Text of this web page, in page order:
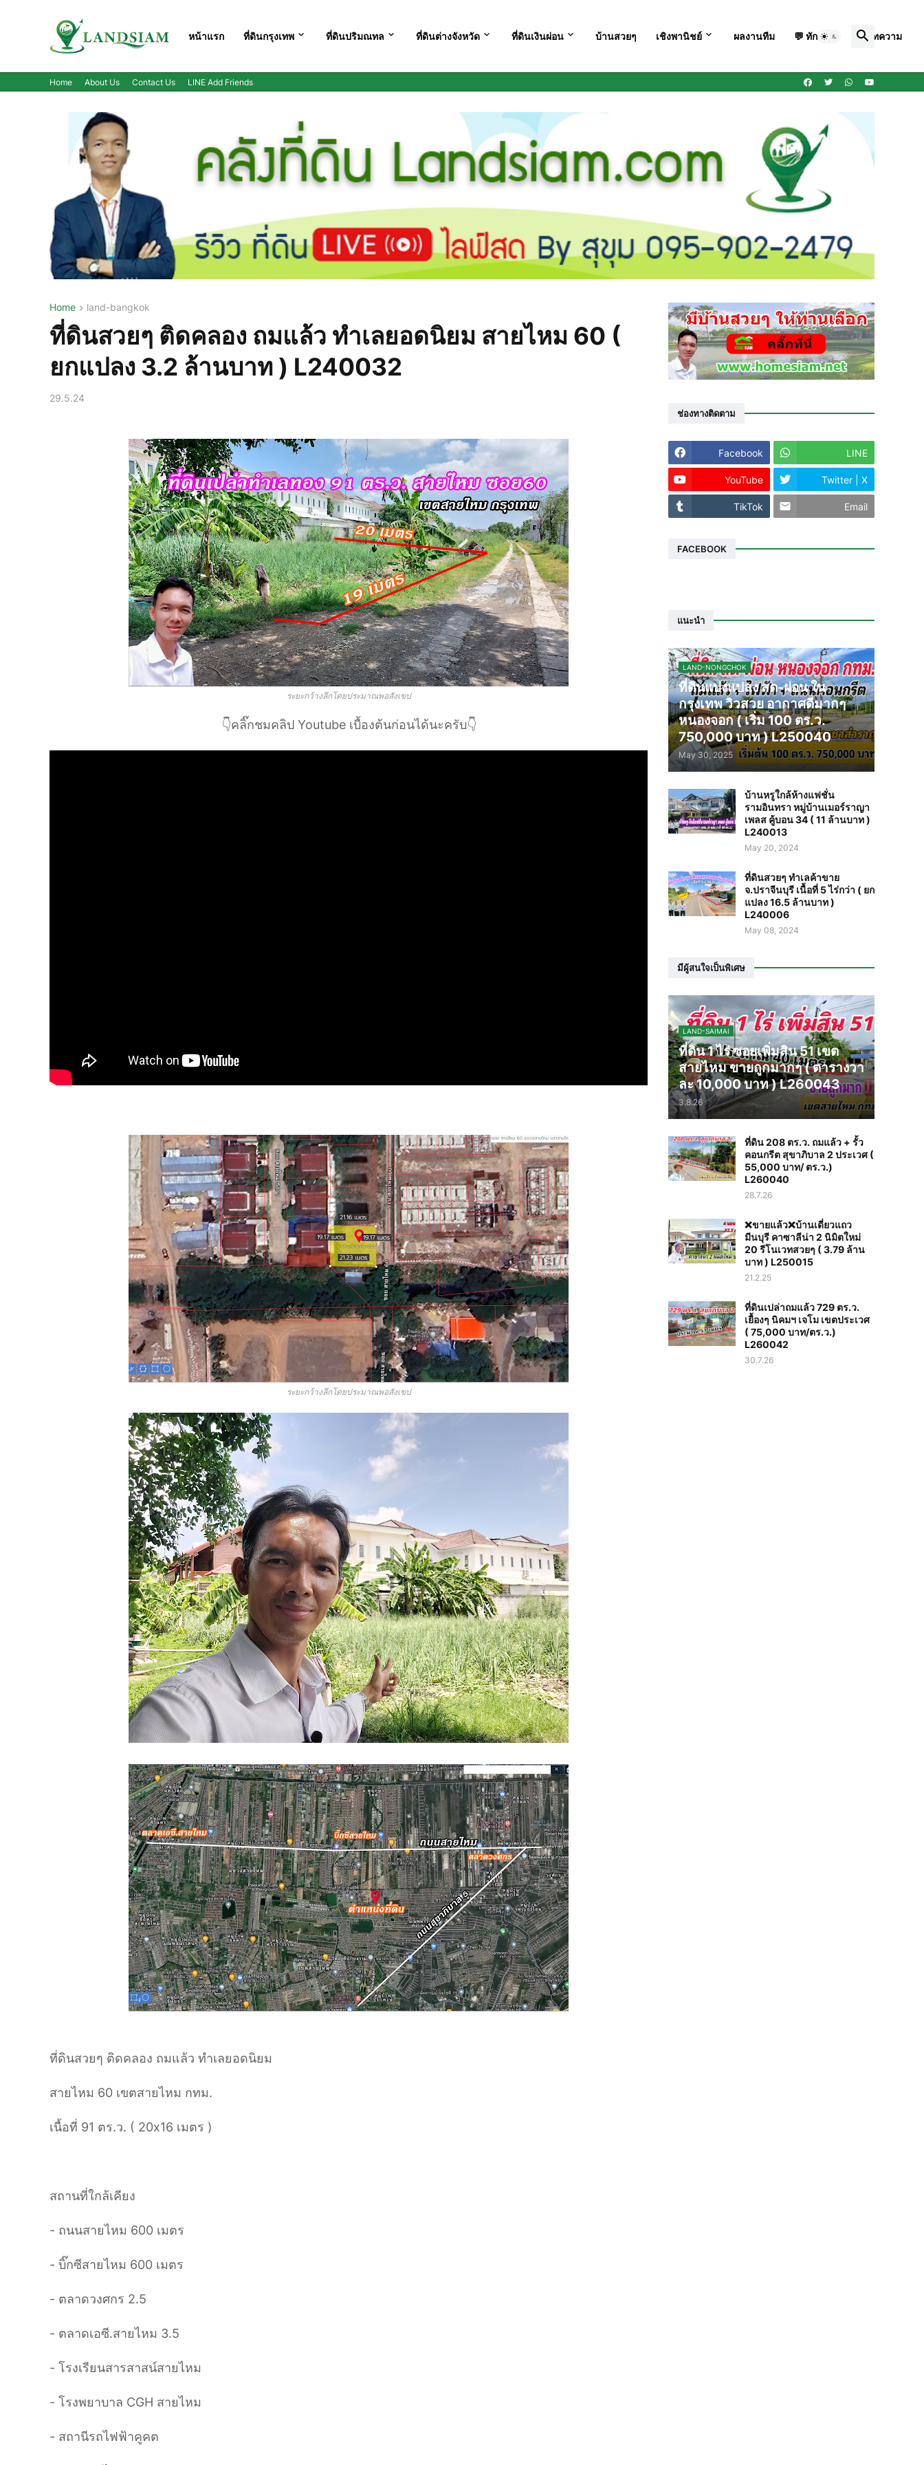
หน้าแรก ที่ดินกรุงเทพ ที่ดินปริมณทล ที่ดินต่างจังหวัด ที่ดินเงินผ่อน บ้านสวยๆ เชิงพานิชย์ ผลงานทีม 💬 ทักแชท ➡ บทความ
Home About Us Contact Us LINE Add Friends
Home land-bangkok
ที่ดินสวยๆ ติดคลอง ถมแล้ว ทำเลยอดนิยม สายไหม 60 (
ยกแปลง 3.2 ล้านบาท ) L240032
29.5.24
ระยะกว้างลึกโดยประมาณพอสังเขป
👇คลิ๊กชมคลิป Youtube เบื้องต้นก่อนได้นะครับ👇
ระยะกว้างลึกโดยประมาณพอสังเขป
ที่ดินสวยๆ ติดคลอง ถมแล้ว ทำเลยอดนิยม
สายไหม 60 เขตสายไหม กทม.
เนื้อที่ 91 ตร.ว. ( 20x16 เมตร )
สถานที่ใกล้เคียง
- ถนนสายไหม 600 เมตร
- บิ๊กซีสายไหม 600 เมตร
- ตลาดวงศกร 2.5
- ตลาดเอซี.สายไหม 3.5
- โรงเรียนสารสาสน์สายไหม
- โรงพยาบาล CGH สายไหม
- สถานีรถไฟฟ้าคูคต
ช่องทางติดตาม
Facebook LINE
YouTube Twitter | X
TikTok Email
FACEBOOK
แนะนำ
LAND-NONGCHOK
ที่ดินแบ่งแปลง สด-ผ่อน ใน
กรุงเทพ วิวสวย อากาศดีมากๆ
หนองจอก ( เริ่ม 100 ตร.ว.
750,000 บาท ) L250040
May 30, 2025
บ้านหรูใกล้ห้างแฟชั่น
รามอินทรา หมู่บ้านเมอร์ราญา
เพลส คู้บอน 34 ( 11 ล้านบาท )
L240013
May 20, 2024
ที่ดินสวยๆ ทำเลค้าขาย
จ.ปราจีนบุรี เนื้อที่ 5 ไร่กว่า ( ยก
แปลง 16.5 ล้านบาท )
L240006
May 08, 2024
มีผู้สนใจเป็นพิเศษ
LAND-SAIMAI
ที่ดิน 1 ไร่ ซอยเพิ่มสิน 51 เขต
สายไหม ขายถูกมากๆ ( ตารางวา
ละ 10,000 บาท ) L260043
3.8.26
ที่ดิน 208 ตร.ว. ถมแล้ว + รั้ว
คอนกรีต สุขาภิบาล 2 ประเวศ (
55,000 บาท/ ตร.ว.)
L260040
28.7.26
❌️ขายแล้ว❌️บ้านเดี่ยวแถว
มีนบุรี คาซาลีน่า 2 นิมิตใหม่
20 รีโนเวทสวยๆ ( 3.79 ล้าน
บาท ) L250015
21.2.25
ที่ดินเปล่าถมแล้ว 729 ตร.ว.
เยื้องๆ นิคมฯ เจโม เขตประเวศ
( 75,000 บาท/ตร.ว.)
L260042
30.7.26